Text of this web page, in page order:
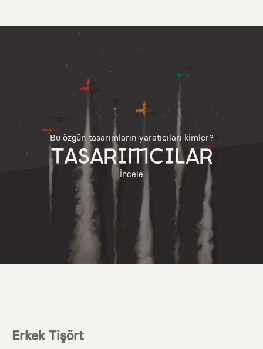
Bu özgün tasarımların yaratıcıları kimler?
TASARIMCILAR
İncele
Erkek Tişört